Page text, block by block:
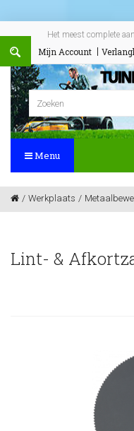
Het meest complete
Mijn Account
Menu
Werkplaats
Lint- &